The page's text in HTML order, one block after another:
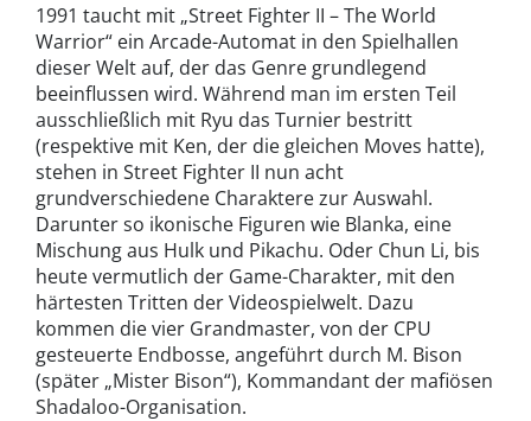
1991 taucht mit „Street Fighter II – The World
Warrior“ ein Arcade-Automat in den Spielhallen
dieser Welt auf, der das Genre grundlegend
beeinflussen wird. Während man im ersten Teil
ausschließlich mit Ryu das Turnier bestritt
(respektive mit Ken, der die gleichen Moves hatte),
stehen in Street Fighter II nun acht
grundverschiedene Charaktere zur Auswahl.
Darunter so ikonische Figuren wie Blanka, eine
Mischung aus Hulk und Pikachu. Oder Chun Li, bis
heute vermutlich der Game-Charakter, mit den
härtesten Tritten der Videospielwelt. Dazu
kommen die vier Grandmaster, von der CPU
gesteuerte Endbosse, angeführt durch M. Bison
(später „Mister Bison“), Kommandant der mafiösen
Shadaloo-Organisation.